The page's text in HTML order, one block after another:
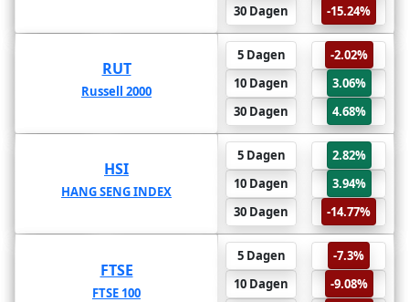
30 Dagen
-15.24%
RUT
Russell 2000
5 Dagen
10 Dagen
30 Dagen
-2.02%
3.06%
4.68%
HSI
HANG SENG INDEX
5 Dagen
10 Dagen
30 Dagen
2.82%
3.94%
-14.77%
FTSE
FTSE 100
5 Dagen
10 Dagen
-7.3%
-9.08%
RUT
Russell 2000
1 Jaar
-42.82%
HSI
HANG SENG INDEX
1 Jaar
-22.38%
FTSE
FTSE 100